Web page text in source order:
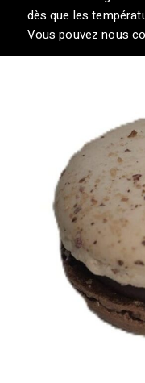
dès que les
Vous pouvez nous